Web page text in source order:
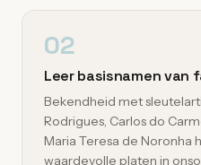
02
Leer basisnamen van
Bekendheid met
Rodrigues, Carlos do
Maria Teresa de Noronha
waardevolle platen in